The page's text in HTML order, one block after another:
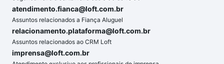
atendimento.fianca@loft.com.br
Assuntos relacionados a Fiança Aluguel
relacionamento.plataforma@loft.com.br
Assuntos relacionados ao CRM Loft
imprensa@loft.com.br